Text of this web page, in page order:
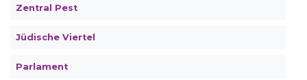
Zentral Pest
Jüdische Viertel
Parlament